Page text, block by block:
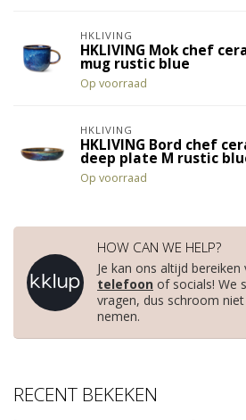
HKLIVING
HKLIVING Mok chef
mug rustic blue
Op voorraad
HKLIVING
HKLIVING Bord chef
deep plate M rustic
Op voorraad
HOW CAN WE HELP?
Je kan ons altijd bereiken
telefoon of socials! We
vragen, dus schroom
nemen.
RECENT BEKEKEN